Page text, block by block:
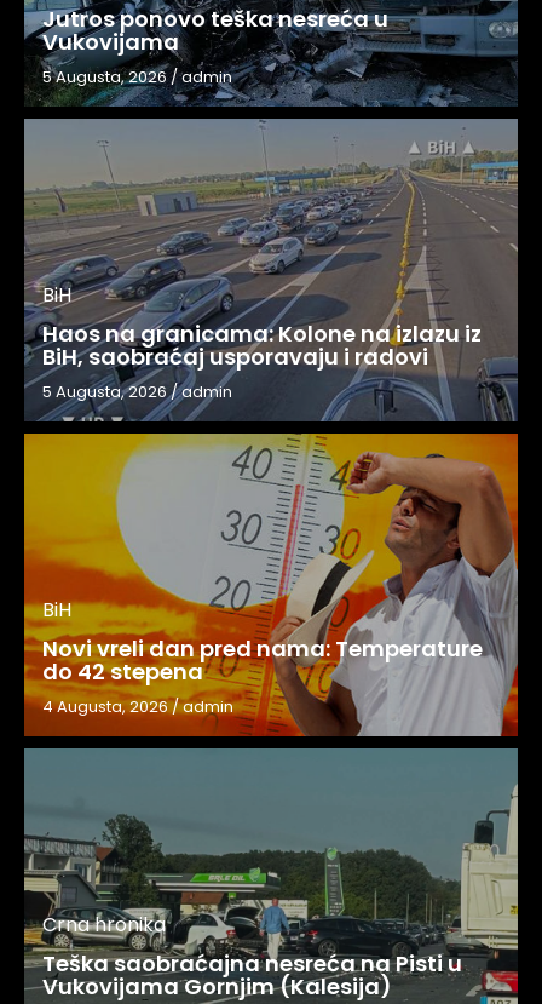
Jutros ponovo teška nesreća u
Vukovijama
5 Augusta, 2026/admin
BiH
Haos na granicama: Kolone na izlazu iz
BiH, saobraćaj usporavaju i radovi
5 Augusta, 2026/admin
BiH
Novi vreli dan pred nama: Temperature
do 42 stepena
4 Augusta, 2026/admin
Crna hronika
Teška saobraćajna nesreća na Pisti u
Vukovijama Gornjim (Kalesija)